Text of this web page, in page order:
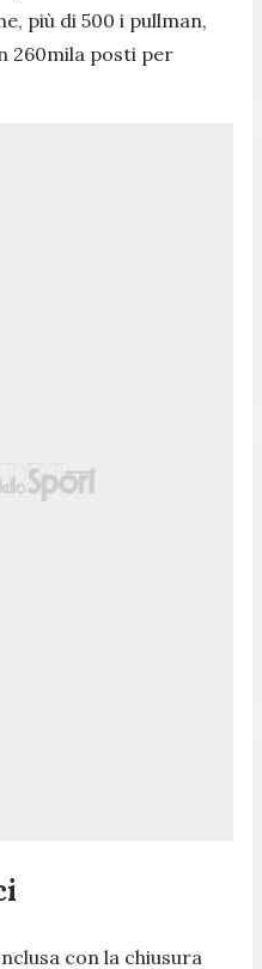
più di 500 i pullman,
260mila posti per
con la chiusura